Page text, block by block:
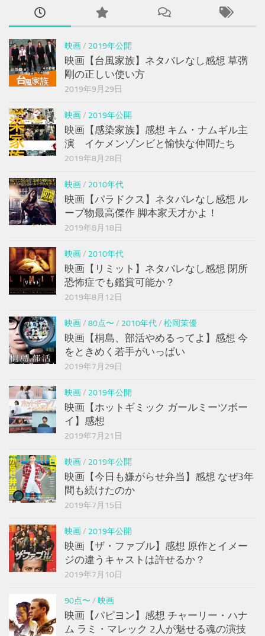
映画/ 2019年公開
映画【台風家族】ネタバレなし感想 草彅
剛の正しい使い方
2019年9月29日
映画/ 2019年公開
映画【感染家族】感想 キム・ナムギル主
演 イケメンゾンビと愉快な仲間たち
2019年8月28日
映画/ 2010年代
映画【パラドクス】ネタバレなし感想 ル
ープ物最高傑作 脚本家天才かよ！
2019年8月18日
映画/ 2010年代
映画【リミット】ネタバレなし感想 閉所
恐怖症でも鑑賞可能か？
2019年8月12日
映画/ 80点〜 / 2010年代/ 松岡茉優
映画【桐島、部活やめるってよ】感想 今
をときめく若手がいっぱい
2019年7月29日
映画/ 2019年公開
映画【ホットギミック ガールミーツボー
イ】感想
2019年7月21日
映画/ 2019年公開
映画【今日も嫌がらせ弁当】感想 なぜ3年
間も続けたのか
2019年7月15日
映画/ 2019年公開
映画【ザ・ファブル】感想 原作とイメー
ジの違うキャストは許せるか？
2019年7月10日
90点〜 / 映画
映画【パピヨン】感想 チャーリー・ハナ
ム ラミ・マレック 2人が魅せる魂の演技